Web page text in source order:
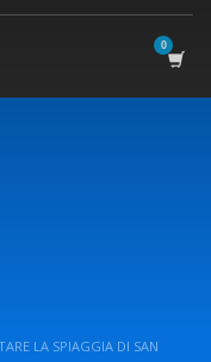
LA SPIAGGIA DI SAN